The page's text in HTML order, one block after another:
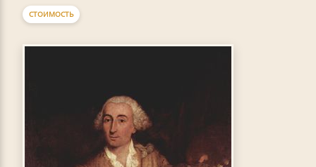
СТОИМОСТЬ